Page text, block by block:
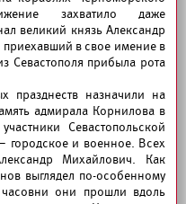
захватило даже
великий князь Александр
в свое имение в
Севастополя прибыла рота
празднеств назначили на
адмирала Корнилова в
Севастопольской
городское и военное. Всех
Михайлович. Как
выглядел по-особенному
часовни они прошли вдоль